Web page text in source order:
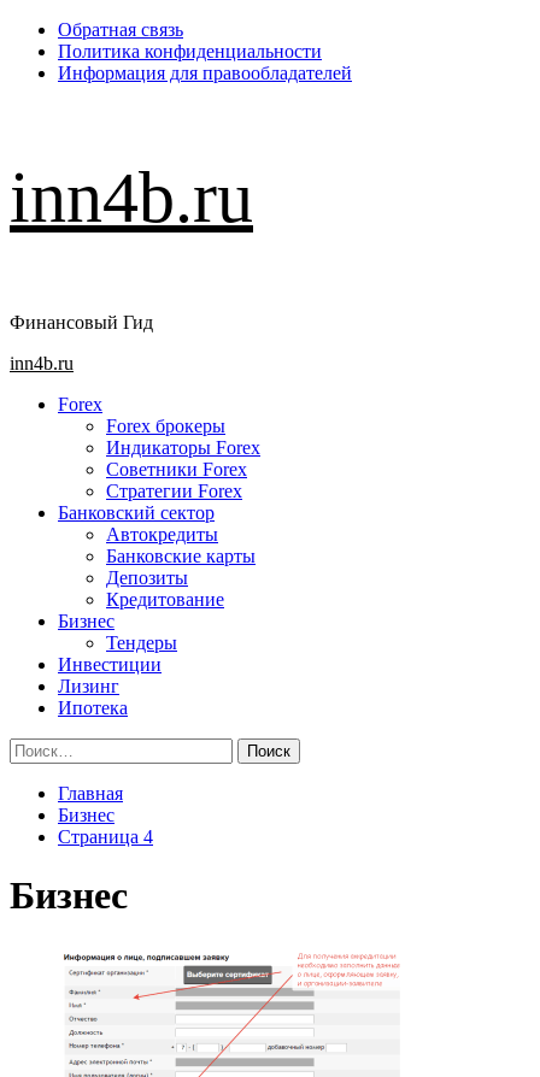
Перейти
содержимому
Обратная связь
Политика конфиденциальности
Информация для правообладателей
inn4b.ru
Финансовый Гид
Основное
inn4b.ru
Forex
Forex брокеры
Индикаторы Forex
Советники Forex
Стратегии Forex
Банковский сектор
Автокредиты
Банковские карты
Депозиты
Кредитование
Бизнес
Тендеры
Инвестиции
Лизинг
Ипотека
Найти:
Главная
Бизнес
Страница 4
Бизнес